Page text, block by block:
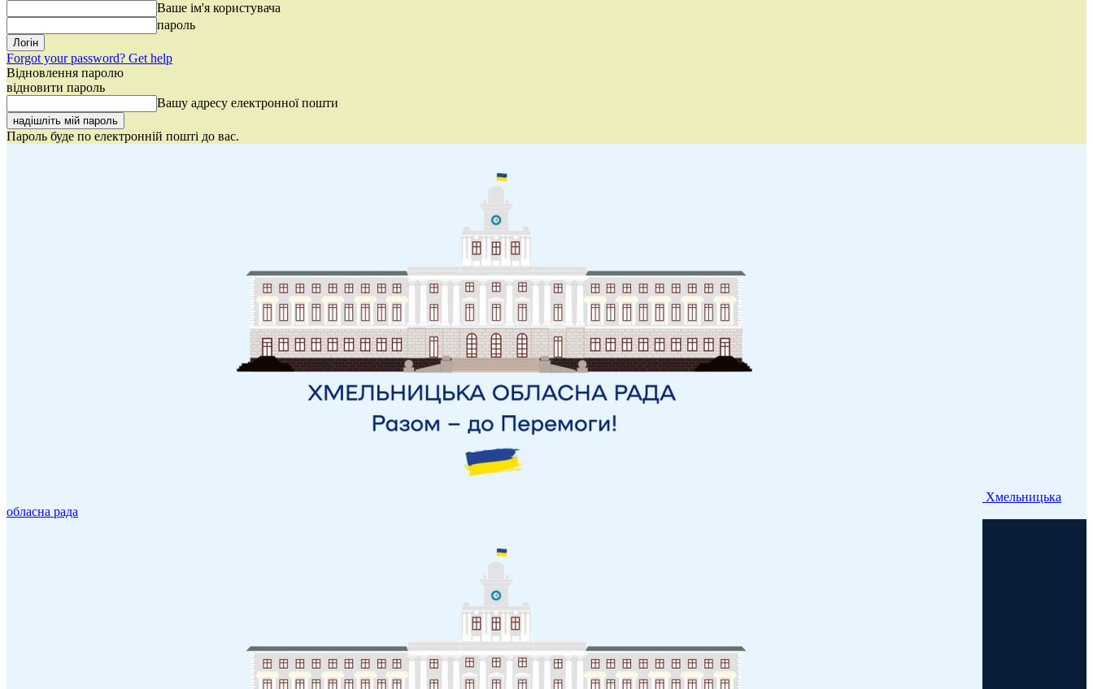
Ваше ім'я користувача
пароль
Forgot your password? Get help
Відновлення паролю
відновити пароль
Вашу адресу електронної пошти
Пароль буде по електронній пошті до вас.
Хмельницька
обласна рада